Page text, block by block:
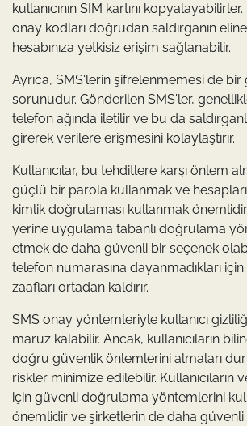
kullanıcının SIM kartını
onay kodları doğrudan saldırganın
hesabınıza yetkisiz erişim sağlanabilir.
Ayrıca, SMS'lerin şifrelenmemesi de bir
sorunudur. Gönderilen SMS'ler,
telefon ağında iletilir ve bu da
girerek verilere erişmesini kolaylaştırır.
Kullanıcılar, bu tehditlere karşı önlem
güçlü bir parola kullanmak ve
kimlik doğrulaması kullanmak
yerine uygulama tabanlı doğrulama
etmek de daha güvenli bir seçenek
telefon numarasına dayanmadıkları
zaafları ortadan kaldırır.
SMS onay yöntemleriyle kullanıcı
maruz kalabilir. Ancak, kullanıcıların
doğru güvenlik önlemlerini almaları
riskler minimize edilebilir. Kullanıcıların
için güvenli doğrulama yöntemlerini
önemlidir ve şirketlerin de daha